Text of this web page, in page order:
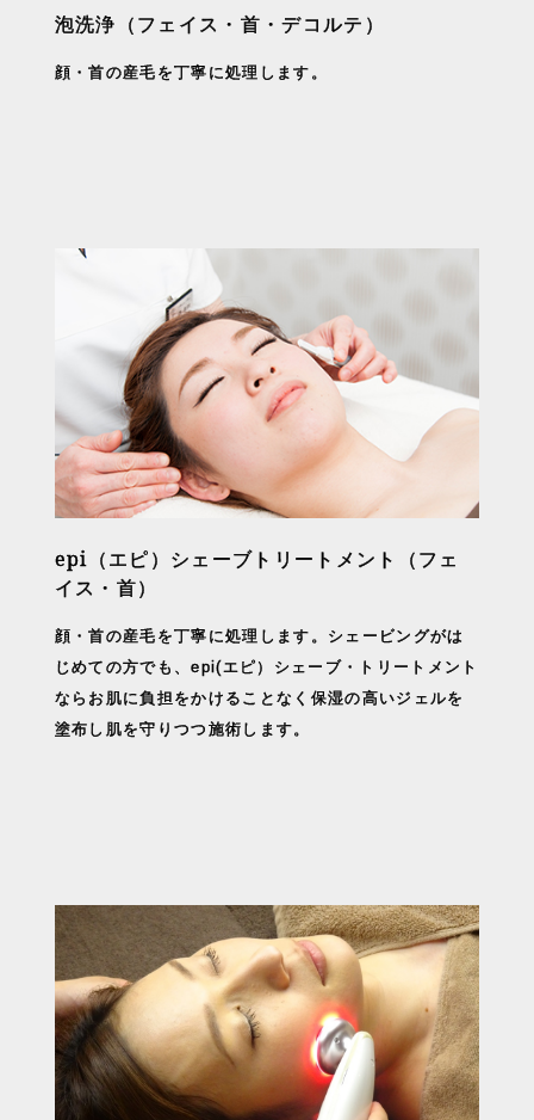
泡洗浄（フェイス・首・デコルテ）
顔・首の産毛を丁寧に処理します。
epi（エピ）シェーブトリートメント（フェ
イス・首）
顔・首の産毛を丁寧に処理します。シェービングがは
じめての方でも、epi(エピ）シェーブ・トリートメント
ならお肌に負担をかけることなく保湿の高いジェルを
塗布し肌を守りつつ施術します。